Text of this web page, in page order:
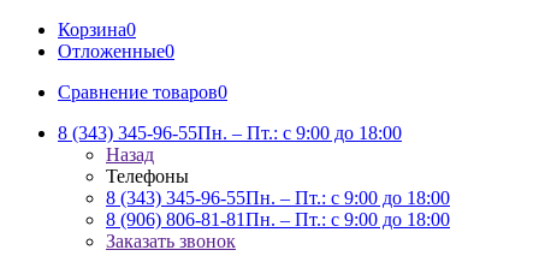
Корзина0
Отложенные0
Сравнение товаров0
8 (343) 345-96-55Пн. – Пт.: с 9:00 до 18:00
Назад
Телефоны
8 (343) 345-96-55Пн. – Пт.: с 9:00 до 18:00
8 (906) 806-81-81Пн. – Пт.: с 9:00 до 18:00
Заказать звонок